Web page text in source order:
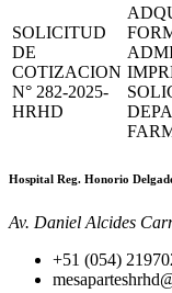
SOLICITUD
DE
COTIZACION
N° 282-2025-
HRHD
Hospital Reg. Honorio
Av. Daniel Alcides
+51 (054)